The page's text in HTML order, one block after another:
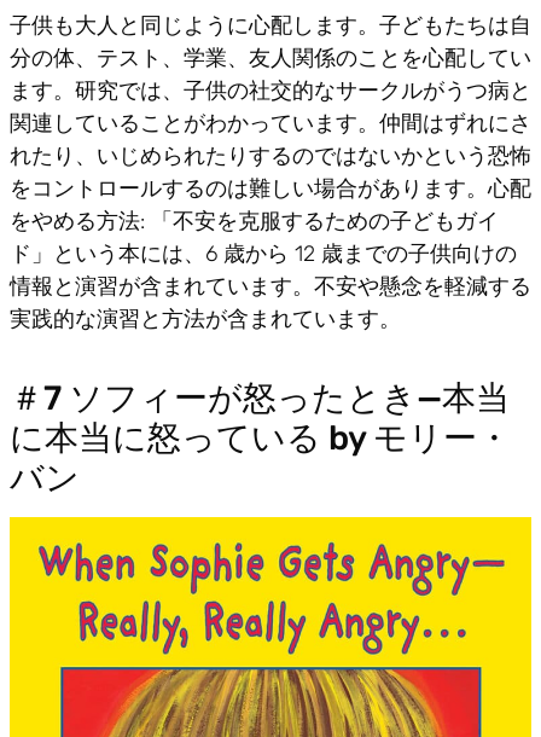
子供も大人と同じように心配します。子どもたちは自
分の体、テスト、学業、友人関係のことを心配してい
ます。研究では、子供の社交的なサークルがうつ病と
関連していることがわかっています。仲間はずれにさ
れたり、いじめられたりするのではないかという恐怖
をコントロールするのは難しい場合があります。心配
をやめる方法: 「不安を克服するための子どもガイ
ド」という本には、6 歳から 12 歳までの子供向けの
情報と演習が含まれています。不安や懸念を軽減する
実践的な演習と方法が含まれています。
＃7 ソフィーが怒ったとき—本当
に本当に怒っている by モリー・
バン